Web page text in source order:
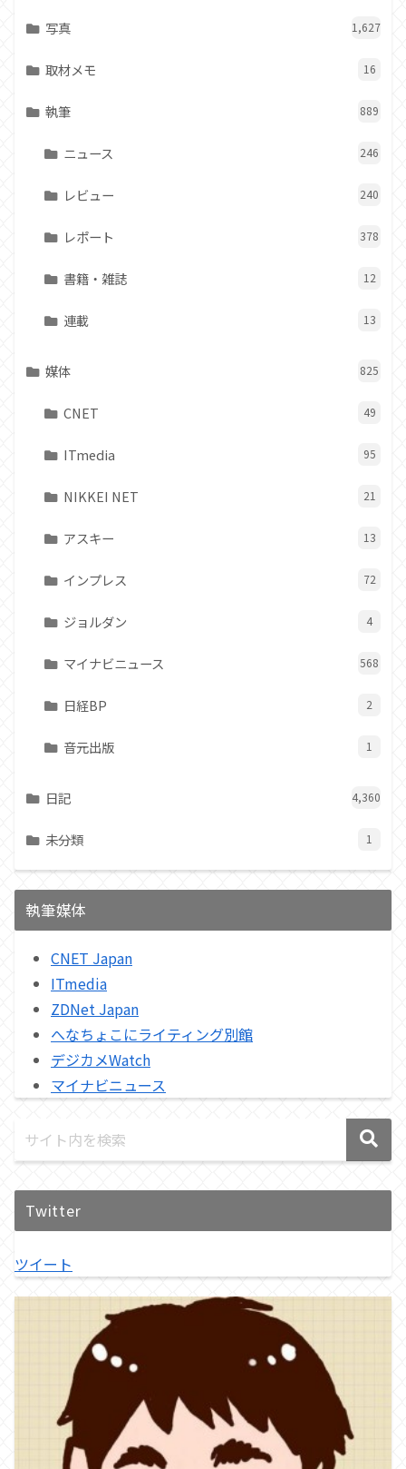
写真 1,627
取材メモ 16
執筆 889
ニュース 246
レビュー 240
レポート 378
書籍・雑誌 12
連載 13
媒体 825
CNET 49
ITmedia 95
NIKKEI NET 21
アスキー 13
インプレス 72
ジョルダン 4
マイナビニュース 568
日経BP 2
音元出版 1
日記 4,360
未分類 1
執筆媒体
CNET Japan
ITmedia
ZDNet Japan
へなちょこにライティング別館
デジカメWatch
マイナビニュース
Twitter
ツイート